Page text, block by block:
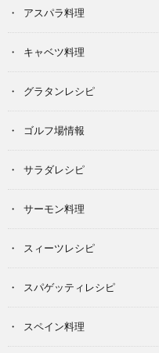
アスパラ料理
キャベツ料理
グラタンレシピ
ゴルフ場情報
サラダレシピ
サーモン料理
スィーツレシピ
スパゲッティレシピ
スペイン料理